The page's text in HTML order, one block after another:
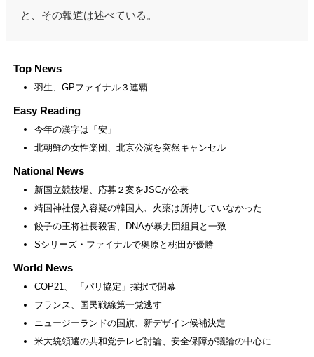
と、その報道は述べている。
Top News
羽生、GPファイナル３連覇
Easy Reading
今年の漢字は「安」
北朝鮮の女性楽団、北京公演を突然キャンセル
National News
新国立競技場、応募２案をJSCが公表
靖国神社侵入容疑の韓国人、火薬は所持していなかった
餃子の王将社長殺害、DNAが暴力団組員と一致
Sシリーズ・ファイナルで奥原と桃田が優勝
World News
COP21、 「パリ協定」採択で閉幕
フランス、国民戦線第一党逃す
ニュージーランドの国旗、新デザイン候補決定
米大統領選の共和党テレビ討論、安全保障が議論の中心に